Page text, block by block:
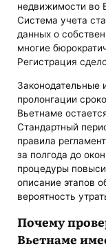
недвижимости во
Система учета
данных о
многие
Регистрация
Законодательные
пролонгации
Вьетнаме
Стандартный
правила
за полгода до
процедуры
описание этапов
вероятность
Почему
Вьетнаме